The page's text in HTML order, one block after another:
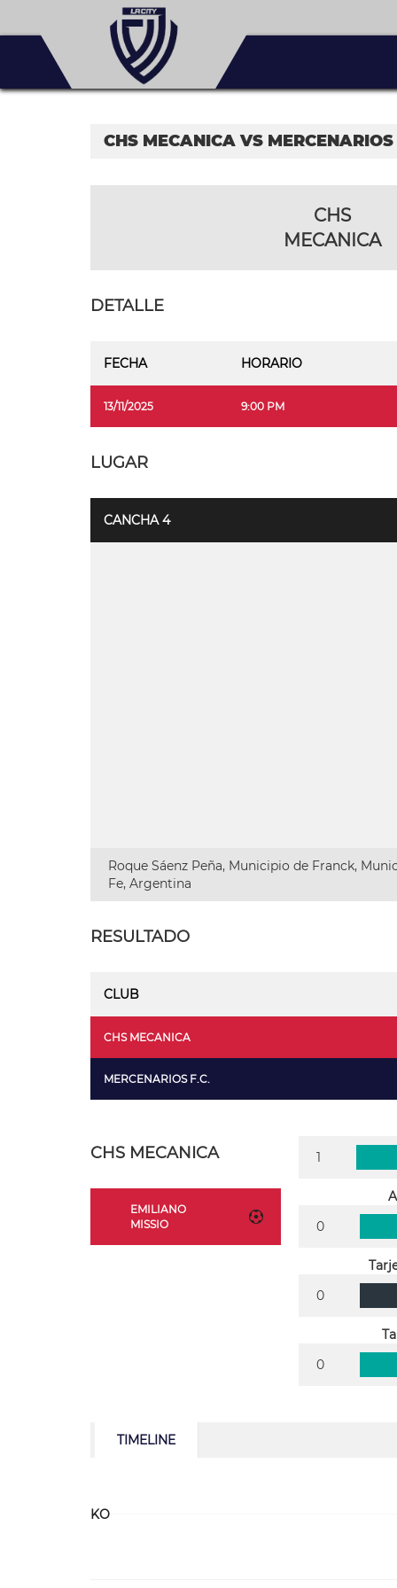
CHS MECANICA VS MERCENARIOS
CHS
MECANICA
DETALLE
FECHA HORARIO
13/11/2025 9:00 PM
LUGAR
CANCHA 4
Roque Sáenz Peña, Municipio de Franck,
Fe, Argentina
RESULTADO
CLUB
CHS MECANICA
MERCENARIOS F.C.
CHS MECANICA
EMILIANO
MISSIO
1
0
0
0
TIMELINE
KO